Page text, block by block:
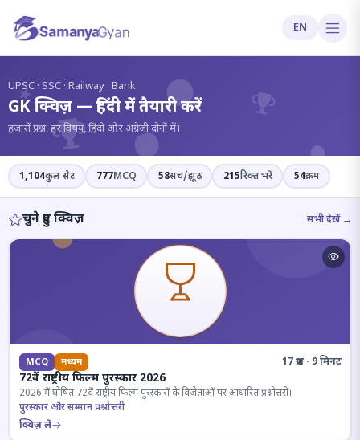
EN
?
UPSC · SSC · Railway · Bank
GK क्विज़ — हिंदी में तैयारी करें
हज़ारों प्रश्न, हर विषय, हिंदी और अंग्रेज़ी दोनों में।
1,104कुल सेट 777MCQ 58सच/झूठ 215रिक्त भरें 54क्रम
चुने हुए क्विज़ सभी देखें →
MCQ मध्यम 17 प्रश्न · 9 मिनट
72वें राष्ट्रीय फिल्म पुरस्कार 2026
2026 में घोषित 72वें राष्ट्रीय फिल्म पुरस्कारों के विजेताओं पर आधारित प्रश्नोत्तरी।
पुरस्कार और सम्मान प्रश्नोत्तरी
क्विज़ लें